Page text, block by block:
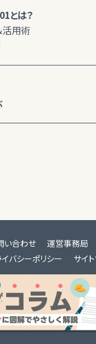
とは？
活用術
い合わせ 運営事務局
バシーポリシー
サイ